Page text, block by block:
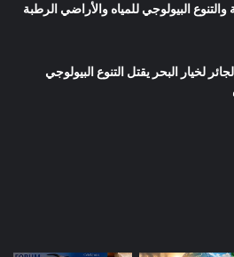
والتنوع البيولوجي للمياه والأراضي الرطبة
لخيار البحر يقتل التنوع البيولوجي